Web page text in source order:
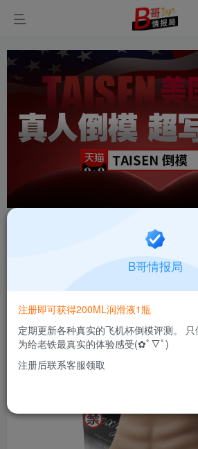
正文
美国TAISEN金刚高刺激螺旋纹
B哥情报局
注册即可获得200ML润滑液1瓶
定期更新各种真实的飞机杯倒模评测。
为给老铁最真实的体验感受(✿ﾟ▽ﾟ)
注册后联系客服领取